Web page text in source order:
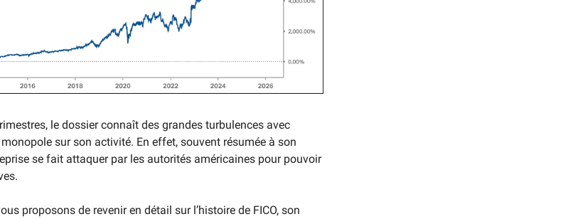
le dossier connaît des grandes turbulences avec
sur son activité. En effet, souvent résumée à son
se fait attaquer par les autorités américaines pour pouvoir
proposons de revenir en détail sur l’histoire de FICO, son